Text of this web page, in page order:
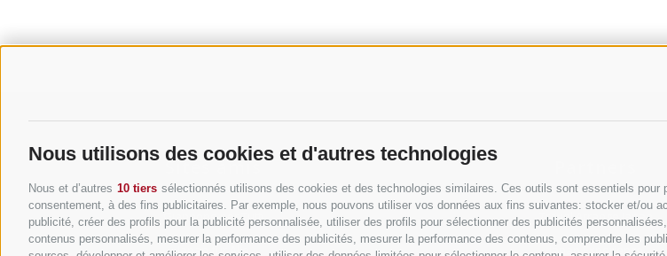
Nous utilisons des cookies et d'autres technologies
Nous et d’autres 10 tiers sélectionnés utilisons des cookies et des technologies similaires. Ces outils sont essentiels
consentement, à des fins publicitaires. Par exemple, nous pouvons utiliser vos données aux fins suivantes: stocker et/ou
publicité, créer des profils pour la publicité personnalisée, utiliser des profils pour sélectionner des publicités
contenus personnalisés, mesurer la performance des publicités, mesurer la performance des contenus, comprendre les
Sites amis
Giappone per Tutti
Japan für Alle
Travel Arrange Japan
Japan Experience